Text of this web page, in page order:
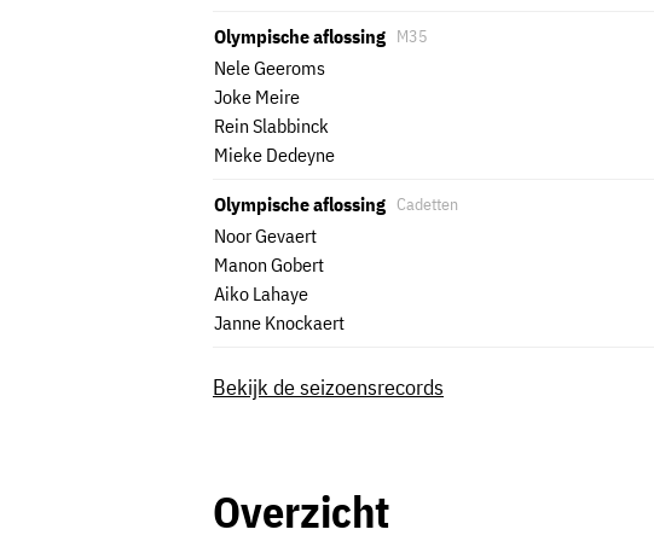
Olympische aflossing
Nele Geeroms
Joke Meire
Rein Slabbinck
Mieke Dedeyne
M35
Olympische aflossing
Noor Gevaert
Manon Gobert
Aiko Lahaye
Janne Knockaert
Cadetten
Bekijk de seizoensrecords
Overzicht